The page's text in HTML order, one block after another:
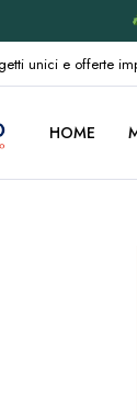
unici e offerte
HOME